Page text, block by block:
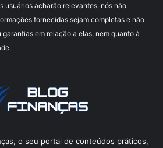
usuários acharão relevantes, nós não
fornecidas sejam completas e não
em relação a elas, nem quanto à
o seu portal de conteúdos práticos,